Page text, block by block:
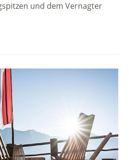
und dem Vernagter